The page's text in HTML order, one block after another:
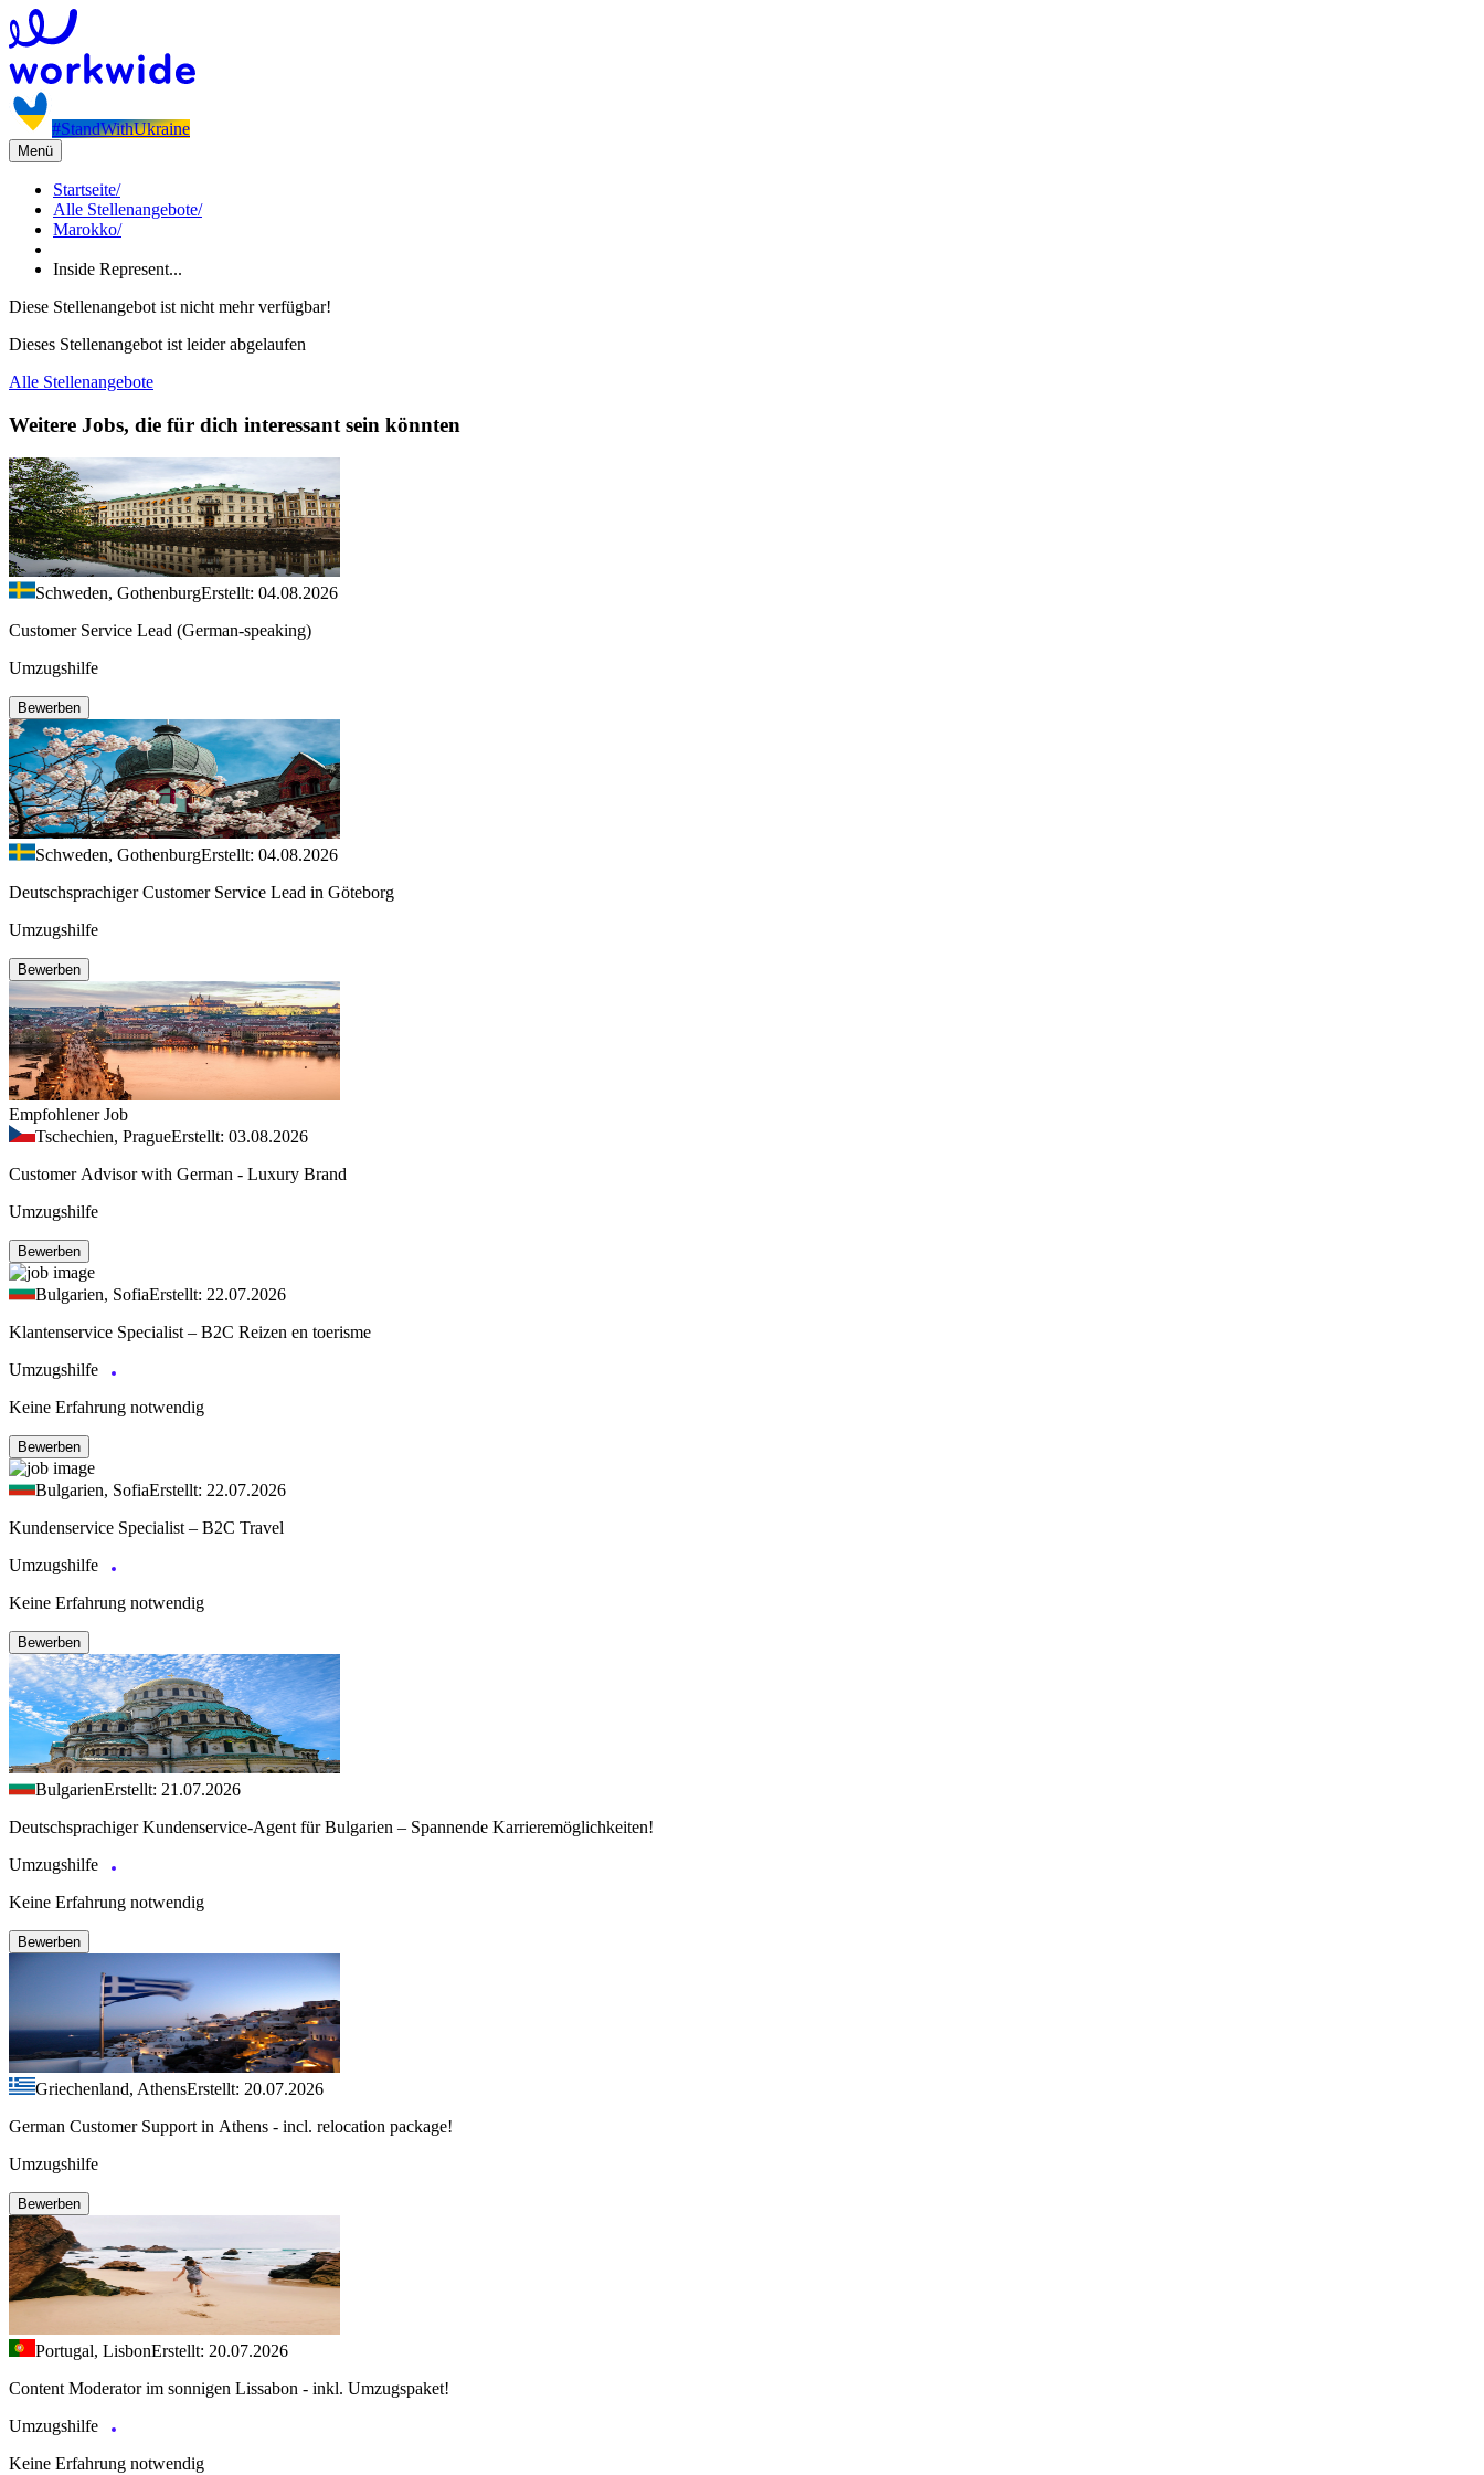
#StandWithUkraine
Menü
Startseite/
Alle Stellenangebote/
Marokko/
Inside Represent...
Diese Stellenangebot ist nicht mehr verfügbar!
Dieses Stellenangebot ist leider abgelaufen
Alle Stellenangebote
Weitere Jobs, die für dich interessant sein könnten
Schweden, GothenburgErstellt: 04.08.2026
Customer Service Lead (German-speaking)
Umzugshilfe
Bewerben
Schweden, GothenburgErstellt: 04.08.2026
Deutschsprachiger Customer Service Lead in Göteborg
Umzugshilfe
Bewerben
Empfohlener Job
Tschechien, PragueErstellt: 03.08.2026
Customer Advisor with German - Luxury Brand
Umzugshilfe
Bewerben
Bulgarien, SofiaErstellt: 22.07.2026
Klantenservice Specialist – B2C Reizen en toerisme
Umzugshilfe
Keine Erfahrung notwendig
Bewerben
Bulgarien, SofiaErstellt: 22.07.2026
Kundenservice Specialist – B2C Travel
Umzugshilfe
Keine Erfahrung notwendig
Bewerben
BulgarienErstellt: 21.07.2026
Deutschsprachiger Kundenservice-Agent für Bulgarien – Spannende Karrieremöglichkeiten!
Umzugshilfe
Keine Erfahrung notwendig
Bewerben
Griechenland, AthensErstellt: 20.07.2026
German Customer Support in Athens - incl. relocation package!
Umzugshilfe
Bewerben
Portugal, LisbonErstellt: 20.07.2026
Content Moderator im sonnigen Lissabon - inkl. Umzugspaket!
Umzugshilfe
Keine Erfahrung notwendig